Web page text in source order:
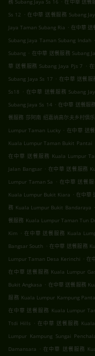
務 Subang Jaya Ss 16
在中華 送餐
Ss 12 . 在中華 送餐服務 Subang
Jaya Taman Subang Ria . 在中華 送
Subang Jaya Taman Subang Indah .
Subang . 在中華 送餐服務 Subang
華 送餐服務 Subang Jaya Pjs 7 .
Subang Jaya Ss 17 . 在中華 送餐服
Ss18 . 在中華 送餐服務 Subang
Subang Jaya Ss 14 . 在中華 送餐服
餐服務 莎阿南 绍嘉纳高尔夫乡村俱
Lumpur Taman Lucky . 在中華 送
Kuala Lumpur Taman Bukit Pantai
在中華 送餐服務 Kuala Lumpur
Jalan Bangsar . 在中華 送餐服務
Lumpur Taman Sa . 在中華 送餐
Kuala Lumpur Bukit Kiara . 在中華
務 Kuala Lumpur Bukit Bandaraya .
餐服務 Kuala Lumpur Taman Tun
Kim . 在中華 送餐服務 Kuala
Bangsar South . 在中華 送餐服務
Lumpur Taman Desa Kerinchi . 在
在中華 送餐服務 Kuala Lumpur
Bukit Angkasa . 在中華 送餐服務
服務 Kuala Lumpur Kampung
在中華 送餐服務 Kuala Lumpur
Ttdi Hills . 在中華 送餐服務
Lumpur Kampung Sungai
Damansara . 在中華 送餐服務